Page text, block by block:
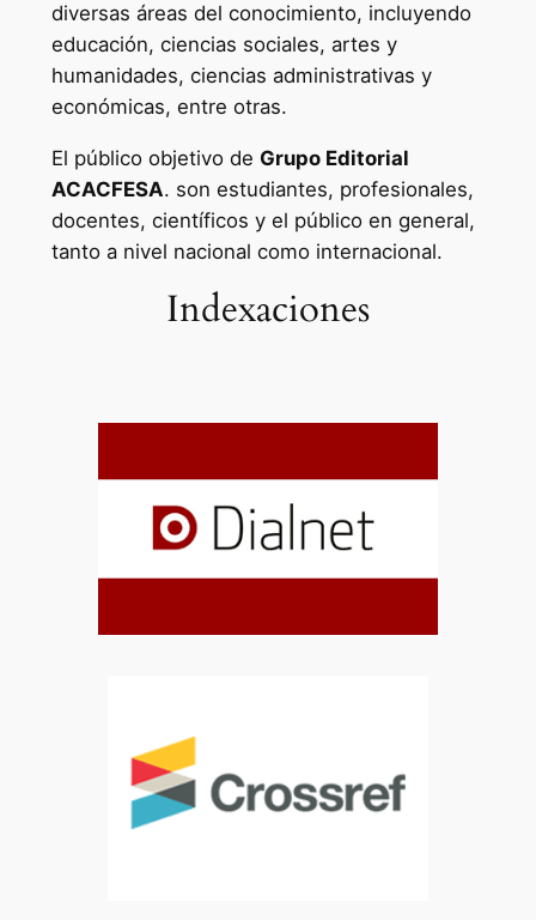
diversas áreas del conocimiento, incluyendo
educación, ciencias sociales, artes y
humanidades, ciencias administrativas y
económicas, entre otras.
El público objetivo de Grupo Editorial
ACACFESA. son estudiantes, profesionales,
docentes, científicos y el público en general,
tanto a nivel nacional como internacional.
Indexaciones